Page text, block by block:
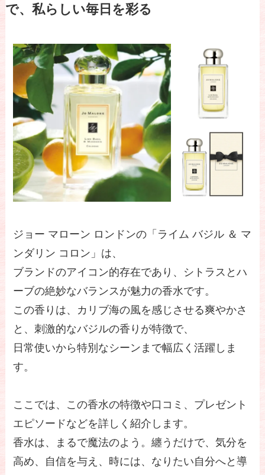
で、私らしい毎日を彩る
ジョー マローン ロンドンの「ライム バジル ＆ マ
ンダリン コロン」は、
ブランドのアイコン的存在であり、シトラスとハ
ーブの絶妙なバランスが魅力の香水です。
この香りは、カリブ海の風を感じさせる爽やかさ
と、刺激的なバジルの香りが特徴で、
日常使いから特別なシーンまで幅広く活躍しま
す。
ここでは、この香水の特徴や口コミ、プレゼント
エピソードなどを詳しく紹介します。
香水は、まるで魔法のよう。纏うだけで、気分を
高め、自信を与え、時には、なりたい自分へと導